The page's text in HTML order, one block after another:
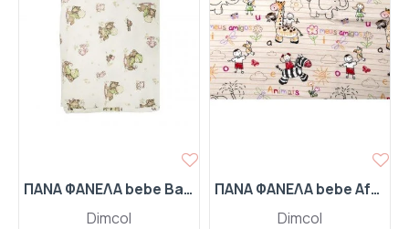
Dimcol
ΠΑΝΑ ΦΑΝΕΛΑ bebe Baby 03 80Χ80 Flannel cotton 100%
Dimcol
ΠΑΝΑ ΦΑΝΕΛΑ bebe Africa 145 80X80 Beige Flannel Cotton 100%